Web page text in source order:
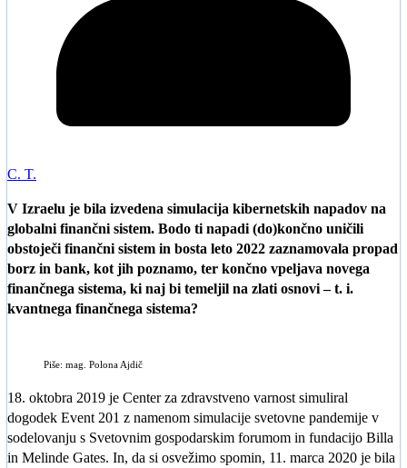
C. T.
V Izraelu je bila izvedena simulacija kibernetskih napadov na
globalni finančni sistem. Bodo ti napadi (do)končno uničili
obstoječi finančni sistem in bosta leto 2022 zaznamovala propad
borz in bank, kot jih poznamo, ter končno vpeljava novega
finančnega sistema, ki naj bi temeljil na zlati osnovi – t. i.
kvantnega finančnega sistema?
Piše: mag. Polona Ajdič
18. oktobra 2019 je Center za zdravstveno varnost simuliral
dogodek Event 201 z namenom simulacije svetovne pandemije v
sodelovanju s Svetovnim gospodarskim forumom in fundacijo Billa
in Melinde Gates. In, da si osvežimo spomin, 11. marca 2020 je bila